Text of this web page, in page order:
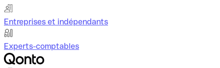
Entreprises et indépendants
Experts-comptables